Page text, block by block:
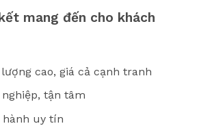
mang đến cho khách
cao, giá cả cạnh tranh
tận tâm
hành uy tín